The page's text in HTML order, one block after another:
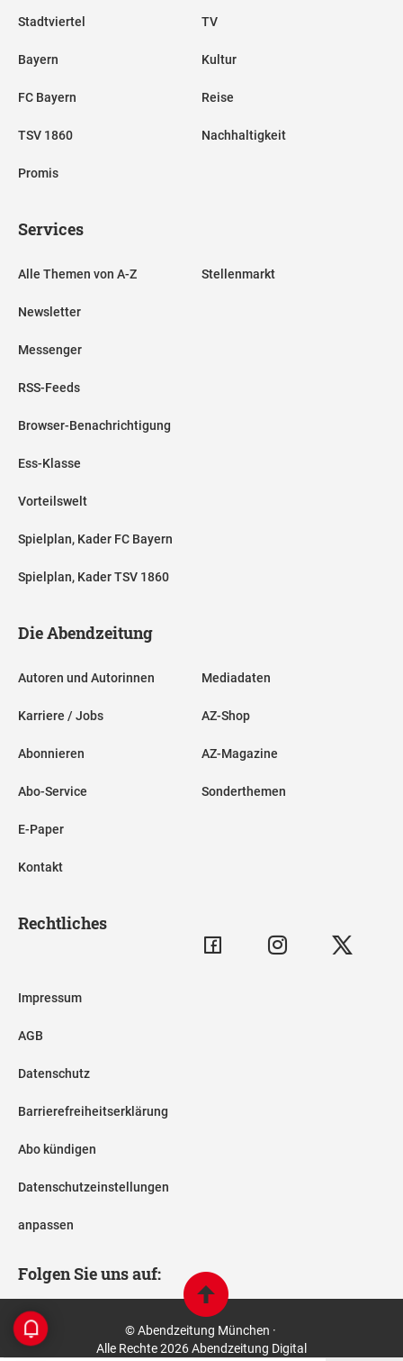
Stadtviertel
Bayern
FC Bayern
TSV 1860
Promis
TV
Kultur
Reise
Nachhaltigkeit
Services
Alle Themen von A-Z
Newsletter
Messenger
RSS-Feeds
Browser-Benachrichtigung
Ess-Klasse
Vorteilswelt
Spielplan, Kader FC Bayern
Spielplan, Kader TSV 1860
Stellenmarkt
Die Abendzeitung
Autoren und Autorinnen
Karriere / Jobs
Abonnieren
Abo-Service
E-Paper
Kontakt
Mediadaten
AZ-Shop
AZ-Magazine
Sonderthemen
Rechtliches
Impressum
AGB
Datenschutz
Barrierefreiheitserklärung
Abo kündigen
Datenschutzeinstellungen
anpassen
Folgen Sie uns auf:
© Abendzeitung München ·
Alle Rechte 2026 Abendzeitung Digital